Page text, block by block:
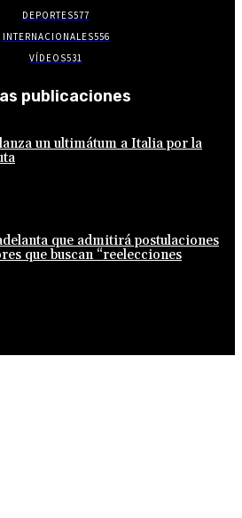
DEPORTES577
INTERNACIONALES556
VÍDEOS531
publicaciones
un ultimátum a Italia por la
que admitirá postulaciones
que buscan “reelecciones